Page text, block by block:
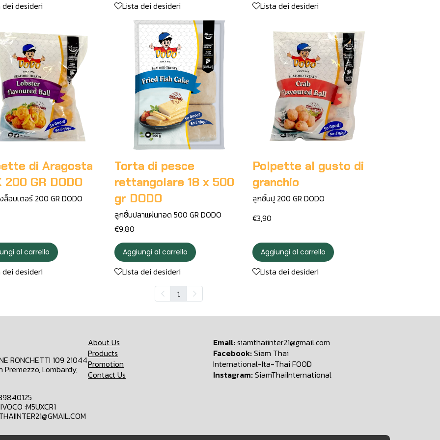
dei desideri Lista dei desideri Lista dei desideri
di Aragosta
200 GR DODO
อบเตอร์ 200 GR DODO
al carrello
dei desideri
Torta di pesce
rettangolare 18 x 500
gr DODO
ลูกชิ้นปลาแผ่นทอด 500 GR DODO
€9,80
Aggiungi al carrello
Lista dei desideri
Polpette al gusto di
granchio
ลูกชิ้นปู 200 GR DODO
€3,90
Aggiungi al carrello
Lista dei desideri
1
RONCHETTI 109 21044
Premezzo, Lombardy,
:M5UXCR1
About Us
Products
Promotion
Contact Us
Email:siamthaiinter21@gmail.com
Facebook:Siam Thai
International-Ita-Thai FOOD
Instagram:SiamThaiInternational